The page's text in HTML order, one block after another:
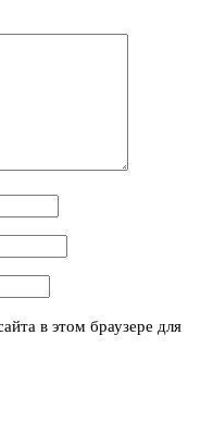
в этом браузере для